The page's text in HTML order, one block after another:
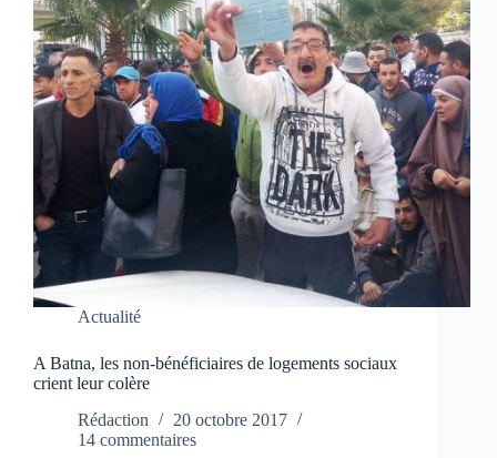
Actualité
A Batna, les non-bénéficiaires de logements sociaux
crient leur colère
Rédaction
20 octobre 2017
14 commentaires